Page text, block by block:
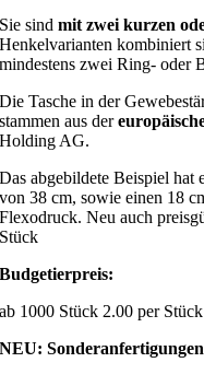
Sie sindmit zwei kurzen
Henkelvarianten kombiniert
mindestens zwei Ring- oder
Die Tasche in der
stammen aus der
Holding AG.
Das abgebildete Beispiel hat
von 38 cm, sowie einen 18
Flexodruck. Neu auch
Stück
Budgetierpreis:
ab 1000 Stück 2.00 per Stück
NEU: